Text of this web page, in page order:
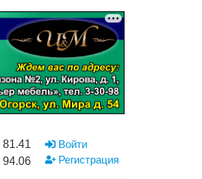
81.41
94.06
Войти
Регистрация